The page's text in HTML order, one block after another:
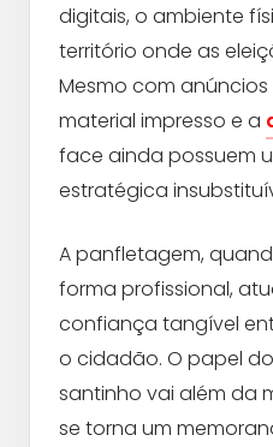
digitais, o ambiente
território onde as
Mesmo com
material impresso e a
face ainda possuem
estratégica
A panfletagem,
forma profissional,
confiança tangível
o cidadão. O papel
santinho vai além da
se torna um